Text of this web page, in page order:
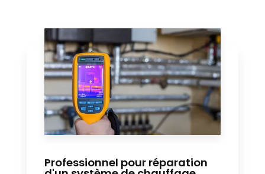
Professionnel pour réparation